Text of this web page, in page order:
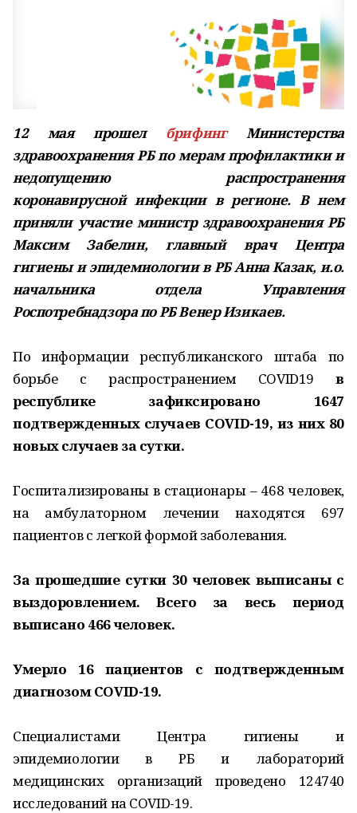
12 мая прошел брифингМинистерства
здравоохранения РБ по мерам профилактики и
недопущению распространения
коронавирусной инфекции в регионе. В нем
приняли участие министр здравоохранения РБ
Максим Забелин, главный врач Центра
гигиены и эпидемиологии в РБ Анна Казак, и.о.
начальника отдела Управления
Роспотребнадзора по РБ Венер Изикаев.
По информации республиканского штаба по
борьбе с распространением COVID19в
республике зафиксировано 1647
подтвержденных случаев COVID-19, из них 80
новых случаев за сутки.
Госпитализированы в стационары – 468 человек,
на амбулаторном лечении находятся 697
пациентов с легкой формой заболевания.
За прошедшие сутки 30 человек выписаны с
выздоровлением. Всего за весь период
выписано 466 человек.
Умерло 16 пациентов с подтвержденным
диагнозом COVID-19.
Специалистами Центра гигиены и
эпидемиологии в РБ и лабораторий
медицинских организаций проведено 124740
исследований на COVID-19.